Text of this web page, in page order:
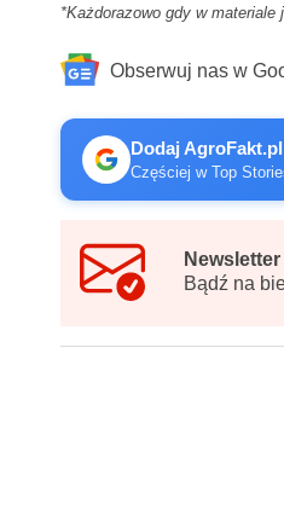
*Każdorazowo gdy w
Obserwuj nas w
Dodaj
Częściej w Top
Newsletter
Bądź na